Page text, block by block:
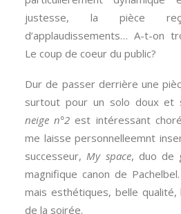
justesse, la pièce
d’applaudissements… A-t-on
Le coup de coeur du public?
Dur de passer derrière une
surtout pour un solo doux et
neige n°2 est intéressant
me laisse personnelleemnt
successeur,My space, duo de
magnifique canon de
mais esthétiques, belle
de la soirée.